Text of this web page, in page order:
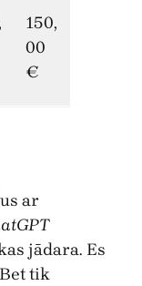
150,
00
€
ar
jādara. Es
tik